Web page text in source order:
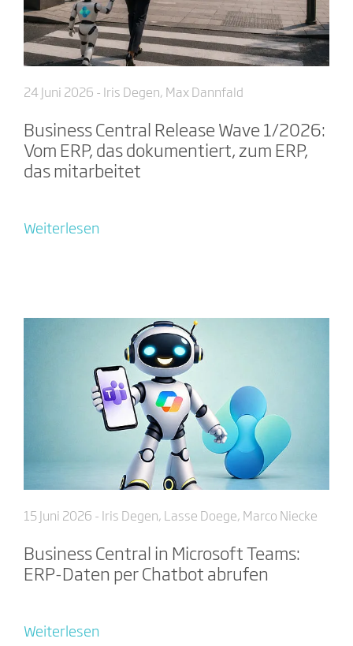
24 Juni 2026 - Iris Degen, Max Dannfald
Business Central Release Wave 1/2026:
Vom ERP, das dokumentiert, zum ERP,
das mitarbeitet
Weiterlesen
15 Juni 2026 - Iris Degen, Lasse Doege, Marco Niecke
Business Central in Microsoft Teams:
ERP-Daten per Chatbot abrufen
Weiterlesen